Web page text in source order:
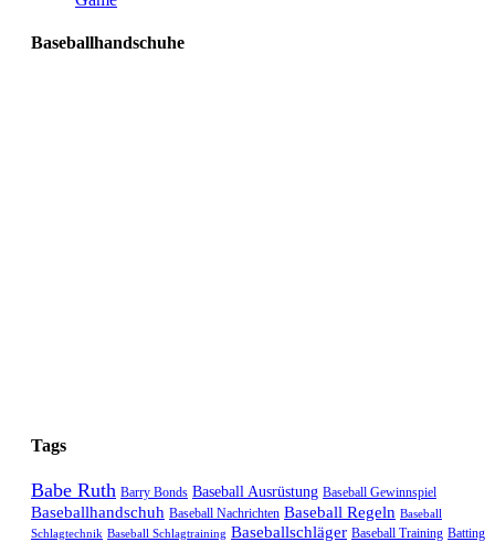
Baseballhandschuhe
Tags
Babe Ruth Barry Bonds Baseball Ausrüstung Baseball Gewinnspiel
Baseballhandschuh Baseball Nachrichten Baseball Regeln Baseball
Schlagtechnik Baseball Schlagtraining Baseballschläger Baseball Training Batting